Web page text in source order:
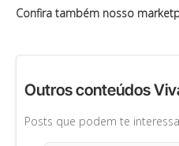
Confira também nosso
Outros conteúdos
Posts que podem te